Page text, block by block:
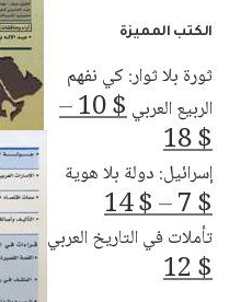
الكتب المميزة
ثورة بلا ثوار: كي نفهم
الربيع العربي
10$
–
18$ نطاق
السعر:
من
خلال
إسرائيل: دولة بلا هوية
7$
–
14$ نطاق
السعر:
تأملات في التاريخ العربي
12$